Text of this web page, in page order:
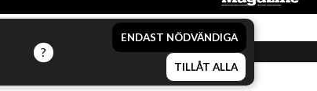
ENDAST NÖDVÄNDIGA
TILLÅT ALLA